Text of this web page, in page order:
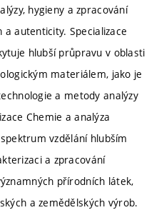
hygieny a zpracování
autenticity. Specializace
hlubší průpravu v oblasti
materiálem, jako je
a metody analýzy
Chemie a analýza
vzdělání hlubším
a zpracování
přírodních látek,
a zemědělských výrob.